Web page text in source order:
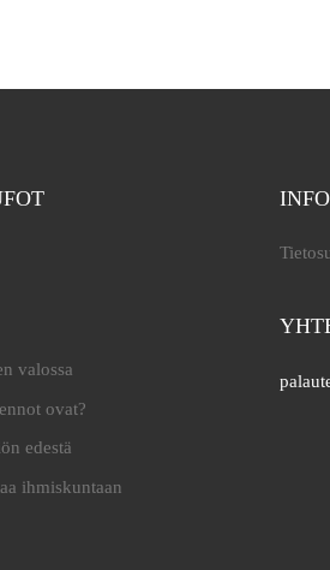
valossa
ovat?
edestä
ihmiskuntaan
INFO